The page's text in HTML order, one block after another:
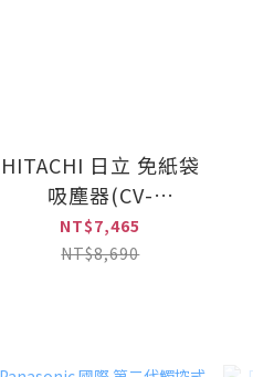
HITACHI 日立 免紙袋
吸塵器(CV-
SK11T/CVSK11T)
NT$7,465
NT$8,690